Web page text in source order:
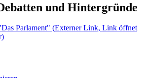
und Hintergründe
Parlament" (Externer Link, Link öffnet